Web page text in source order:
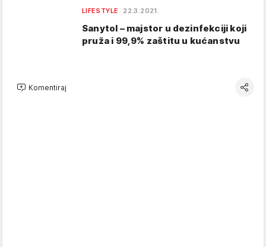
LIFESTYLE 22.3.2021.
Sanytol – majstor u dezinfekciji koji
pruža i 99,9% zaštitu u kućanstvu
Komentiraj